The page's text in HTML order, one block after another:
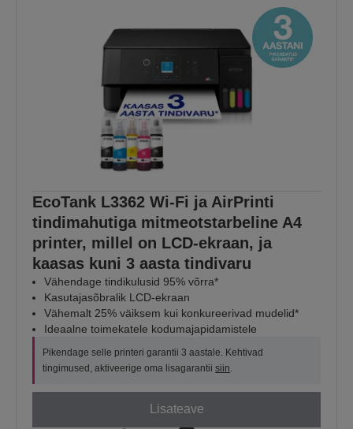
EcoTank L3362 Wi-Fi ja AirPrinti
tindimahutiga mitmeotstarbeline A4
printer, millel on LCD-ekraan, ja
kaasas kuni 3 aasta tindivaru
Vähendage tindikulusid 95% võrra*
Kasutajasõbralik LCD-ekraan
Vähemalt 25% väiksem kui konkureerivad mudelid*
Ideaalne toimekatele kodumajapidamistele
Pikendage selle printeri garantii 3 aastale. Kehtivad
tingimused, aktiveerige oma lisagarantii siin.
Lisateave